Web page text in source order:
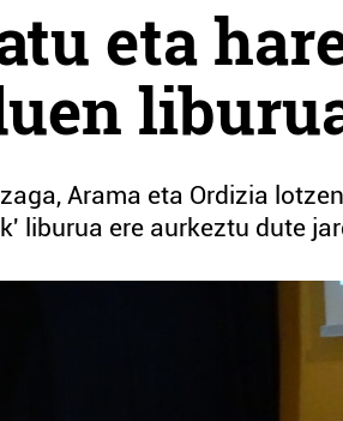
eta
Arama eta Ordizia
liburua ere aurkeztu dute